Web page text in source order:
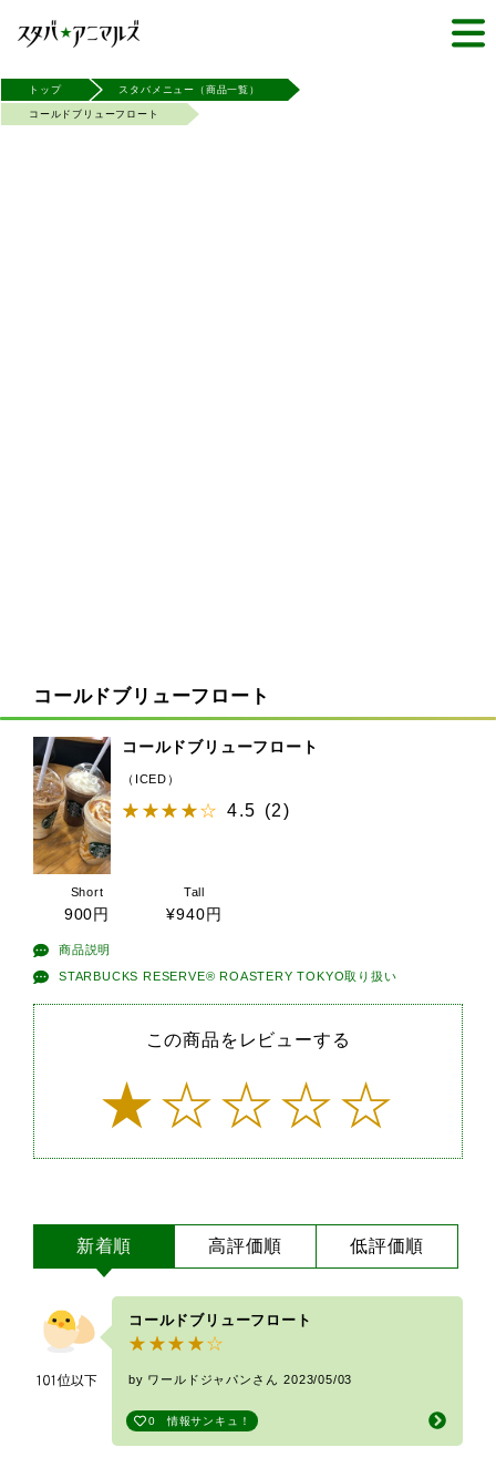
トップ スタバメニュー（商品一覧）
コールドブリューフロート
コールドブリューフロート
コールドブリューフロート
（ICED）
4.5 (2)
Short
900円
Tall
¥940円
商品説明
STARBUCKS RESERVE® ROASTERY TOKYO取り扱い
この商品をレビューする
新着順 高評価順 低評価順
コールドブリューフロート
by ワールドジャパンさん 2023/05/03
0 情報サンキュ！